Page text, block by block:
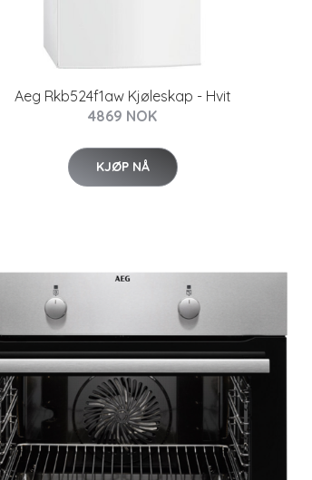
Aeg Rkb524f1aw Kjøleskap - Hvit
4869 NOK
KJØP NÅ